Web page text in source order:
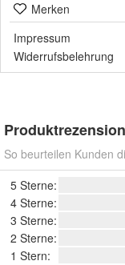
Merken
Impressum
Widerrufsbelehrung
So beurteilen Kunden
5 Sterne:
4 Sterne:
3 Sterne:
2 Sterne:
1 Stern: